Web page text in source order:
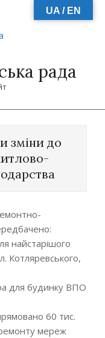
рада
зміни до
найстарішого
Котляревського,
для будинку ВПО
60 тис.
мереж
UA / EN